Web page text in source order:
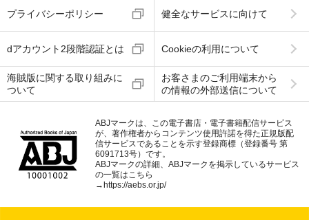
プライバシーポリシー 健全なサービスに向けて
dアカウント2段階認証とは Cookieの利用について
海賊版に関する取り組みに
ついて
お客さまのご利用端末から
の情報の外部送信について
ABJマークは、この電子書店・電子書籍配信サービス
が、著作権者からコンテンツ使用許諾を得た正規版配
信サービスであることを示す登録商標（登録番号 第
6091713号）です。
ABJマークの詳細、ABJマークを掲示しているサービス
の一覧はこちら
→ https://aebs.or.jp/